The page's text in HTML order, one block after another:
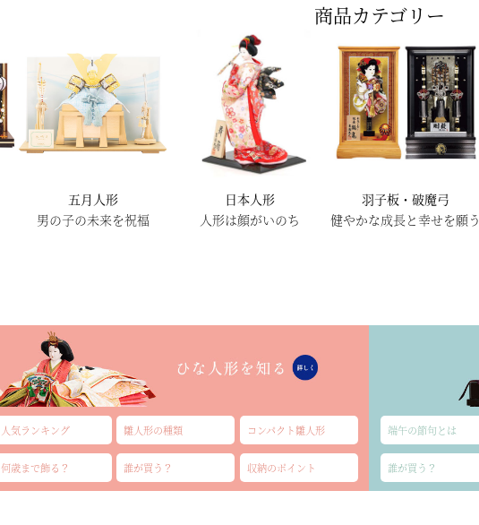
商品カテゴリー
五月人形
男の子の未来を祝福
日本人形
人形は顔がいのち
羽子板・破魔弓
健やかな成長と幸せを願う
人気ランキング 雛人形の種類 コンパクト雛人形
何歳まで飾る？ 誰が買う？ 収納のポイント
端午の節句とは
誰が買う？